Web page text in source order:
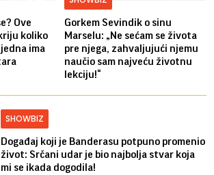
Ove
koliko
ima
Gorkem Sevindik o sinu
Marselu: „Ne sećam se života
pre njega, zahvaljujući njemu
naučio sam najveću životnu
lekciju!“
SHOWBIZ
Događaj koji je Banderasu potpuno promenio
život: Srčani udar je bio najbolja stvar koja
mi se ikada dogodila!